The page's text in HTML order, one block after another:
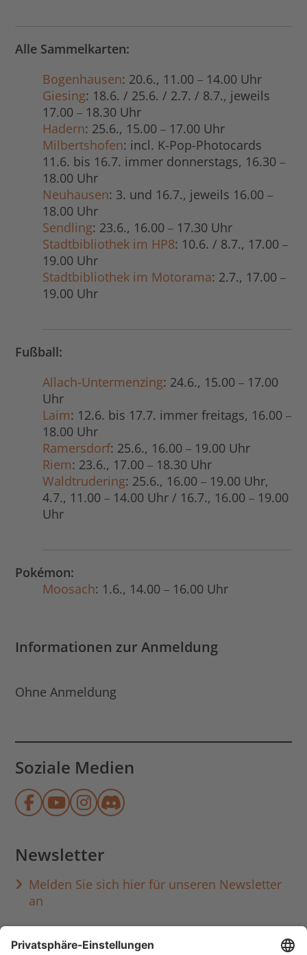
Alle Sammelkarten:
Bogenhausen: 20.6., 11.00– 14.00 Uhr
Giesing: 18.6. / 25.6. / 2.7. / 8.7., jeweils
17.00– 18.30 Uhr
Hadern: 25.6., 15.00– 17.00 Uhr
Milbertshofen: incl. K-Pop-Photocards
11.6. bis 16.7. immer donnerstags, 16.30–
18.00 Uhr
Neuhausen: 3. und 16.7., jeweils 16.00–
18.00 Uhr
Sendling: 23.6., 16.00– 17.30 Uhr
Stadtbibliothek im HP8: 10.6. / 8.7., 17.00–
19.00 Uhr
Stadtbibliothek im Motorama: 2.7., 17.00–
19.00 Uhr
Fußball:
Allach-Untermenzing: 24.6., 15.00– 17.00
Uhr
Laim: 12.6. bis 17.7. immer freitags, 16.00–
18.00 Uhr
Ramersdorf: 25.6., 16.00– 19.00 Uhr
Riem: 23.6., 17.00– 18.30 Uhr
Waldtrudering: 25.6., 16.00– 19.00 Uhr,
4.7., 11.00– 14.00 Uhr / 16.7., 16.00– 19.00
Uhr
Pokémon:
Moosach: 1.6., 14.00– 16.00 Uhr
Informationen zur Anmeldung
Ohne Anmeldung
Soziale Medien
Münchner Stadtbibliothek auf
Münchner Stadtbibliothek auf
Münchner Stadtbibliothek
Münchner
Newsletter
Melden Sie sich hier für unseren Newsletter
an